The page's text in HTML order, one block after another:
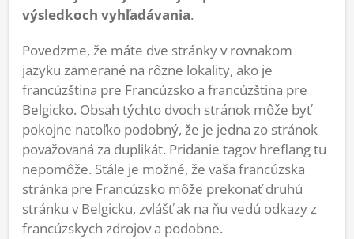
výsledkoch vyhľadávania.
Povedzme, že máte dve stránky v rovnakom
jazyku zamerané na rôzne lokality, ako je
francúzština pre Francúzsko a francúzština pre
Belgicko. Obsah týchto dvoch stránok môže byť
pokojne natoľko podobný, že je jedna zo stránok
považovaná za duplikát. Pridanie tagov hreflang tu
nepomôže. Stále je možné, že vaša francúzska
stránka pre Francúzsko môže prekonať druhú
stránku v Belgicku, zvlášť ak na ňu vedú odkazy z
francúzskych zdrojov a podobne.